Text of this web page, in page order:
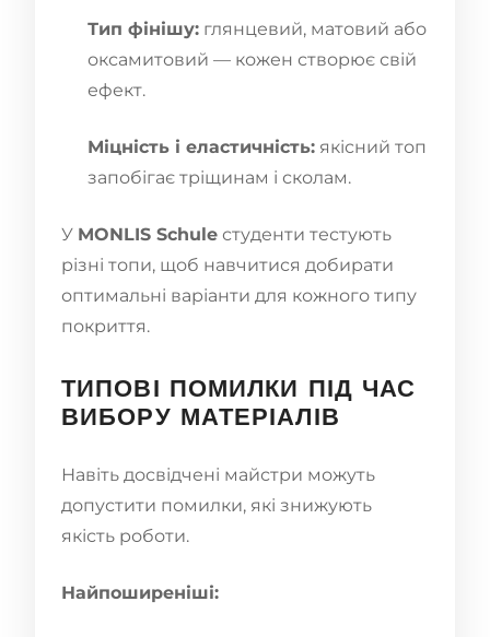
Тип фінішу: глянцевий, матовий або
оксамитовий — кожен створює свій
ефект.
Міцність і еластичність: якісний топ
запобігає тріщинам і сколам.
У MONLIS Schule студенти тестують
різні топи, щоб навчитися добирати
оптимальні варіанти для кожного типу
покриття.
ТИПОВІ ПОМИЛКИ ПІД ЧАС
ВИБОРУ МАТЕРІАЛІВ
Навіть досвідчені майстри можуть
допустити помилки, які знижують
якість роботи.
Найпоширеніші: